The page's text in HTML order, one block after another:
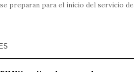
preparan para el inicio del servicio de